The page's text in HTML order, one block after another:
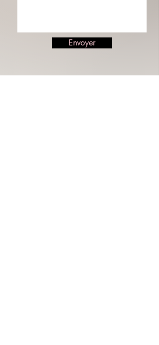
Envoyer